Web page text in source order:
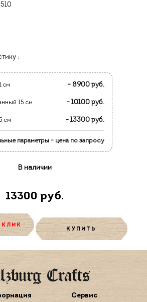
:
см - 8900 руб.
15 см - 10100 руб.
см - 13300 руб.
параметры - цена по запросу
В наличии
13300 руб.
КЛИК
КУПИТЬ
Сервис